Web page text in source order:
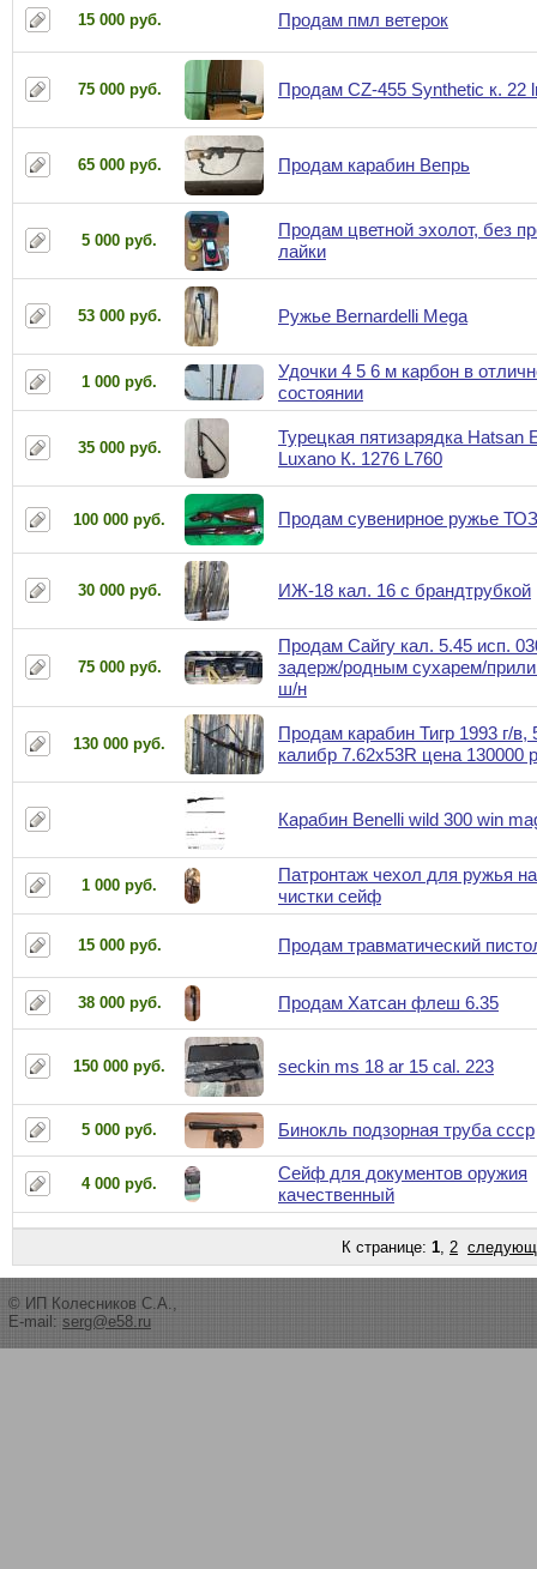
15 000 руб. Продам пмл ветерок
75 000 руб. Продам CZ-455 Synthetic к. 22
65 000 руб. Продам карабин Вепрь
5 000 руб.
Продам цветной эхолот, без
лайки
53 000 руб. Ружье Bernardelli Mega
1 000 руб.
Удочки 4 5 6 м карбон в
состоянии
35 000 руб.
Турецкая пятизарядка Hatsan
Luxano К. 1276 L760
100 000 руб. Продам сувенирное ружье
30 000 руб. ИЖ-18 кал. 16 с брандтрубкой
75 000 руб.
Продам Сайгу кал. 5.45 исп.
задерж/родным сухарем/
ш/н
130 000 руб.
Продам карабин Тигр 1993 г/в,
калибр 7.62x53R цена 130000
Карабин Benelli wild 300 win
1 000 руб.
Патронтаж чехол для ружья
чистки сейф
15 000 руб. Продам травматический
38 000 руб. Продам Хатсан флеш 6.35
150 000 руб. seckin ms 18 ar 15 cal. 223
5 000 руб. Бинокль подзорная труба ссср
4 000 руб.
Сейф для документов оружия
качественный
К странице: 1, 2
© ИП Колесников С.А.,
E-mail: serg@e58.ru